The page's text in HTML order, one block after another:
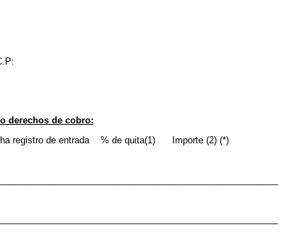
derechos de cobro:
registro de entrada % de quita(1) Importe (2) (*)